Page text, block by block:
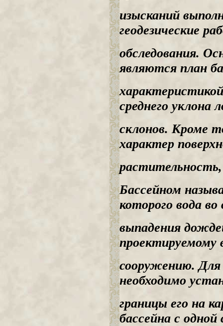
изысканий
геодезические
обследования.
являются план
среднего уклона
склонов. Кроме
характер
Бассейном
которого вода во
выпадения
проектируемому
сооружению. Для
необходимо
границы его на
бассейна с